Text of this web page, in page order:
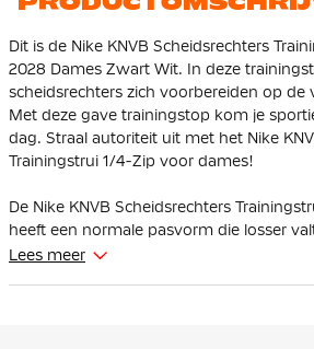
Dit is de Nike KNVB Scheidsrechters
2028 Dames Zwart Wit. In deze
scheidsrechters zich voorbereiden op de
Met deze gave trainingstop kom je
dag. Straal autoriteit uit met het Nike
Trainingstrui 1/4-Zip voor dames!
De Nike KNVB Scheidsrechters
heeft een normale pasvorm die losser
waardoor je extra bewegingsvrijheid
Lees meer